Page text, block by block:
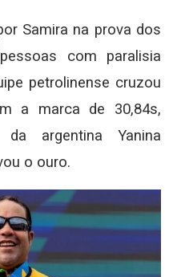
Samira na prova dos
com paralisia
petrolinense cruzou
a marca de 30,84s,
argentina Yanina
o ouro.